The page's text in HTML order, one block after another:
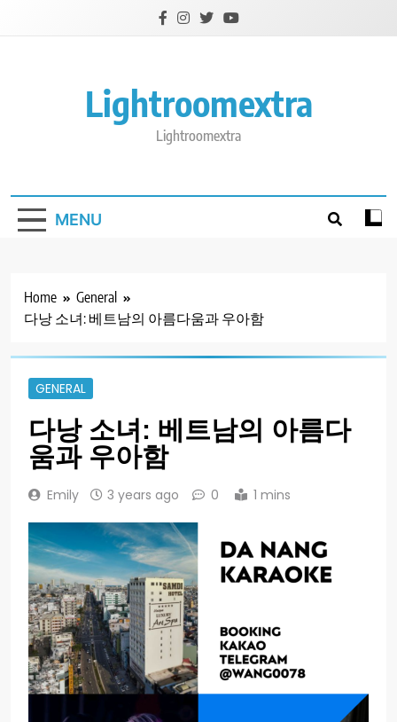
Lightroomextra
Lightroomextra
MENU
Home
General
다낭 소녀: 베트남의 아름다움과 우아함
GENERAL
다낭 소녀: 베트남의 아름다
움과 우아함
Emily 3 years ago 0 1 mins